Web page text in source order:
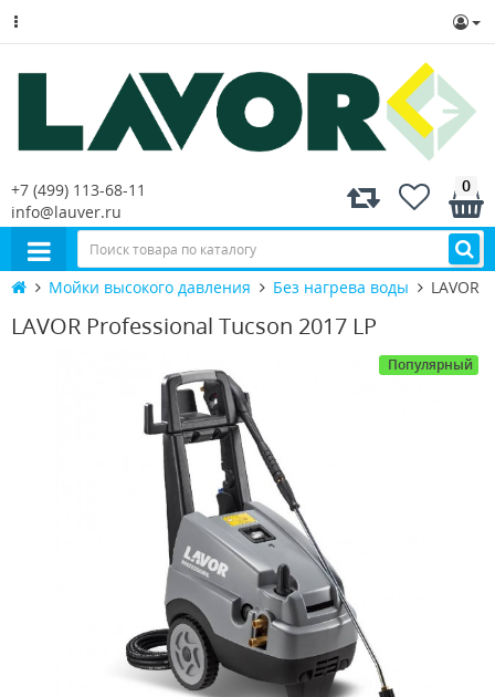
+7 (499) 113-68-11
info@lauver.ru
0
Мойки высокого давления Без нагрева воды LAVOR
LAVOR Professional Tucson 2017 LP
Популярный